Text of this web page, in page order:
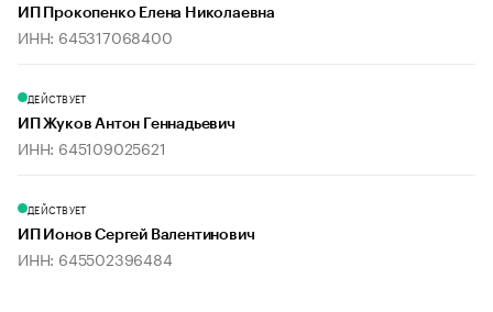
ИП Прокопенко Елена Николаевна
ИНН: 645317068400
ДЕЙСТВУЕТ
ИП Жуков Антон Геннадьевич
ИНН: 645109025621
ДЕЙСТВУЕТ
ИП Ионов Сергей Валентинович
ИНН: 645502396484